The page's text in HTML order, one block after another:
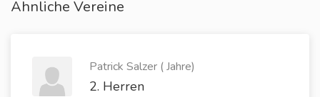
Ähnliche Vereine
Patrick Salzer ( Jahre)
2. Herren